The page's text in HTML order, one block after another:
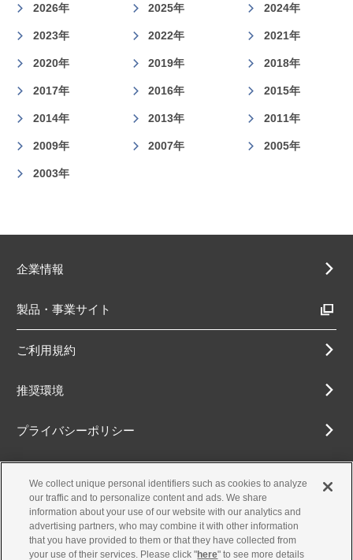
2026年 2025年 2024年
2023年 2022年 2021年
2020年 2019年 2018年
2017年 2016年 2015年
2014年 2013年 2011年
2009年 2007年 2005年
2003年
企業情報
製品・事業サイト
ご利用規約
推奨環境
プライバシーポリシー
アクセシビリティ方針
We collect unique personal identifiers such as cookies to analyze
our traffic and to personalize content and ads. We share
information about your use of our website with our analytics and
advertising partners, who may combine it with other information
that you have provided to them or that they have collected from
your use of their services. Please click "here" to see more details